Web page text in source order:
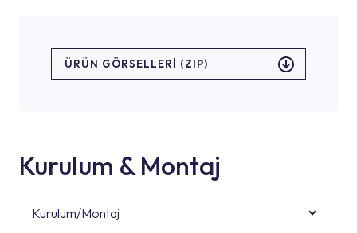
ÜRÜN GÖRSELLERI (ZIP)
Kurulum & Montaj
Kurulum/Montaj